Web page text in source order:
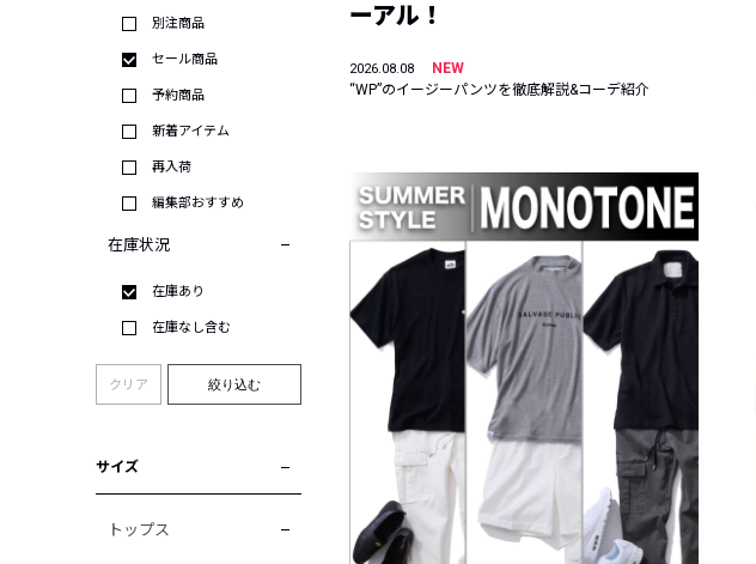
別注商品
セール商品
予約商品
新着アイテム
再入荷
編集部おすすめ
在庫状況
在庫あり
在庫なし含む
クリア 絞り込む
サイズ
トップス
ーアル！
2026.08.08
NEW
“WP”のイージーパンツを徹底解説&コーデ紹介